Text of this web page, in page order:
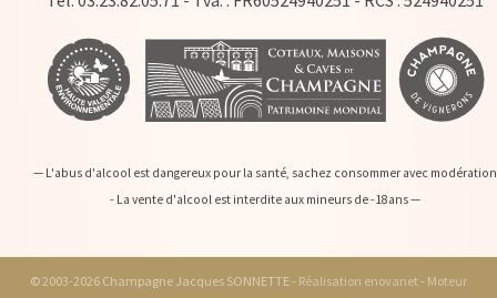
— L'abus d'alcool est dangereux pour la santé, sachez consommer avec modération
- La vente d'alcool est interdite aux mineurs de -18ans —
© 2003-2026 Champagne Jacques SONNETTE - Réalisation enovanet- Moteur